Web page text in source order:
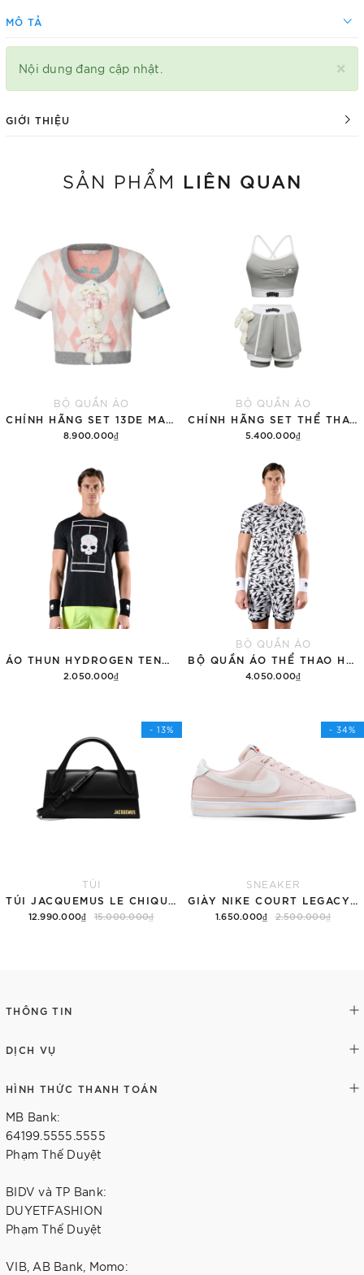
MÔ TẢ
×
Nội dung đang cập nhật.
GIỚI THIỆU
SẢN PHẨM LIÊN QUAN
BỘ QUẦN ÁO
8.900.000₫
BỘ QUẦN ÁO
5.400.000₫
Thêm vào giỏ hàng
2.050.000₫
BỘ QUẦN ÁO
4.050.000₫
- 13%
TÚI
12.990.000₫ 15.000.000₫
- 34%
SNEAKER
1.650.000₫ 2.500.000₫
THÔNG TIN
DỊCH VỤ
HÌNH THỨC THANH TOÁN
MB Bank:
64199.5555.5555
Phạm Thế Duyệt
BIDV và TP Bank:
DUYETFASHION
Phạm Thế Duyệt
VIB, AB Bank, Momo: